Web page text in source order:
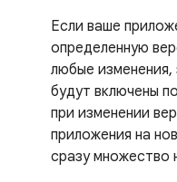
Если ваше
определенную
любые
будут включены
при изменении
приложения на
сразу множество